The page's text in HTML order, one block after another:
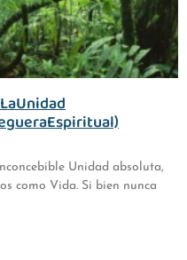
Unidad absoluta,
como Vida. Si bien nunca